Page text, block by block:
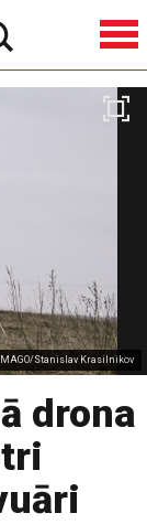
Stanislav Krasilnikov
drona